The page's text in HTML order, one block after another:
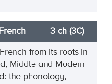
3 ch (3C)
from its roots in
Middle and Modern
the phonology,